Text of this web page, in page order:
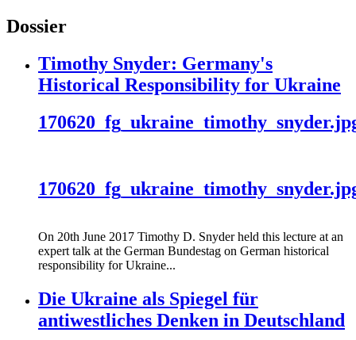
Dossier
Timothy Snyder: Germany's
Historical Responsibility for Ukraine
On 20th June 2017 Timothy D. Snyder held this lecture at an
expert talk at the German Bundestag on German historical
responsibility for Ukraine...
Die Ukraine als Spiegel für
antiwestliches Denken in Deutschland